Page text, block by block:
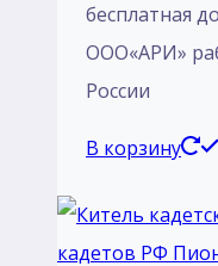
бесплатная
ООО«АРИ»
России
В корзину